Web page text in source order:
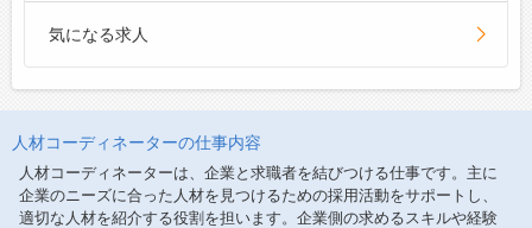
２０年以上のベテラン社員から入社数年の新人
まで幅広くおり、相談がしやすい、仕事上の悩
みが継続しない仕事のしやすい環境、職場を心
気になる求人
人材コーディネーターの仕事内容
人材コーディネーターは、企業と求職者を結びつける仕事です。主に
企業のニーズに合った人材を見つけるための採用活動をサポートし、
適切な人材を紹介する役割を担います。企業側の求めるスキルや経験